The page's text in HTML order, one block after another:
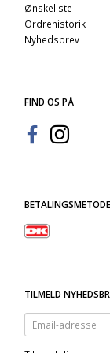
Ønskeliste
Ordrehistorik
Nyhedsbrev
FIND OS PÅ
TILMELD
Email-
adresse